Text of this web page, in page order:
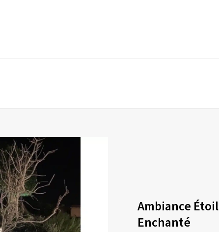
Ambiance
Enchanté